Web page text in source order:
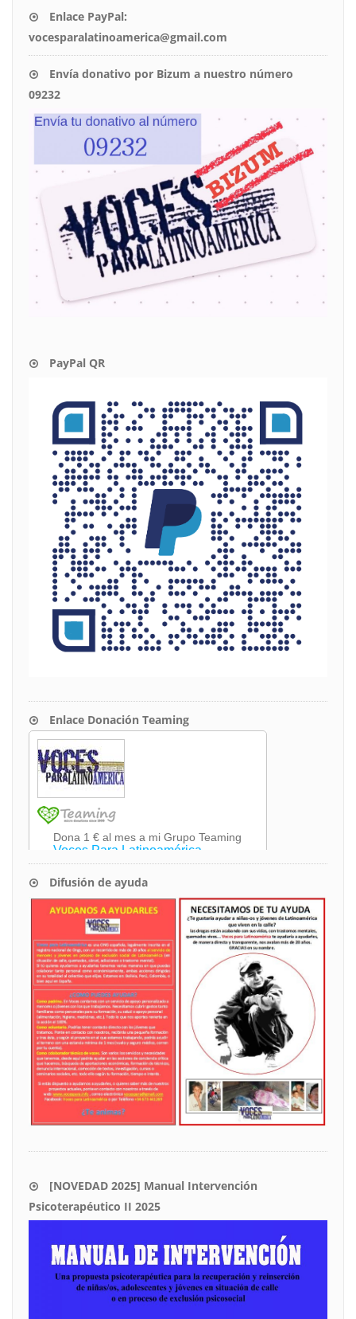
Enlace PayPal:
vocesparalatinoamerica@gmail.com
Envía donativo por Bizum a nuestro número
09232
PayPal QR
Enlace Donación Teaming
Difusión de ayuda
[NOVEDAD 2025] Manual Intervención
Psicoterapéutico II 2025